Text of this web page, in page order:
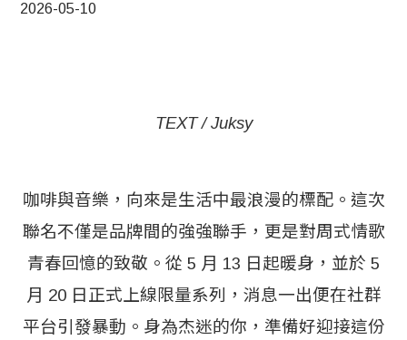
2026-05-10
TEXT / Juksy
咖啡與音樂，向來是生活中最浪漫的標配。這次
聯名不僅是品牌間的強強聯手，更是對周式情歌
青春回憶的致敬。從 5 月 13 日起暖身，並於 5
月 20 日正式上線限量系列，消息一出便在社群
平台引發暴動。身為杰迷的你，準備好迎接這份